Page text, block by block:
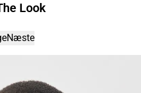
Look
Næste